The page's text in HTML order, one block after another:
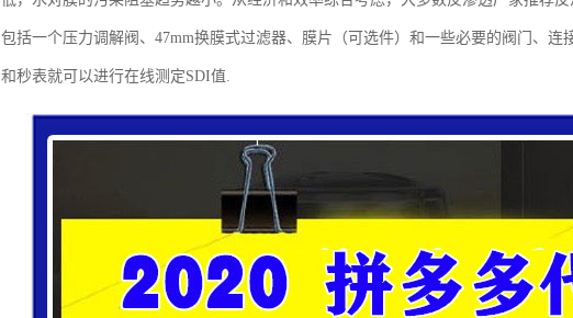
包括一个压力调解阀、47mm换膜式过滤器、膜片（可选件）和一些必要的阀门、
和秒表就可以进行在线测定SDI值.